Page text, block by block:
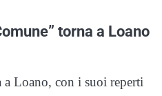
torna a Loano
Loano, con i suoi reperti